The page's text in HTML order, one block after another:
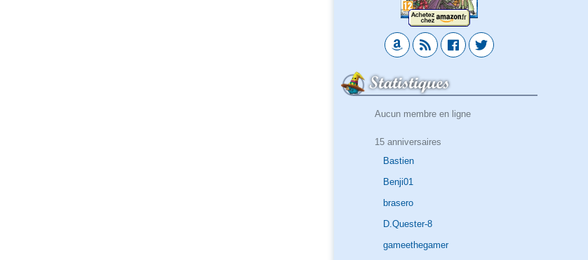
Statistiques
Aucun membre en ligne
15 anniversaires
Bastien
Benji01
brasero
D.Quester-8
gameethegamer